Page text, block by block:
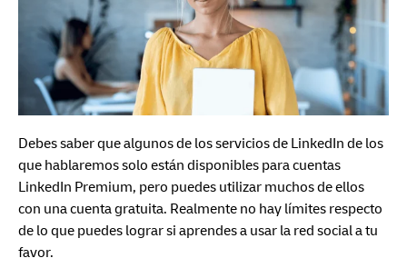
Debes saber que algunos de los servicios de LinkedIn de los
que hablaremos solo están disponibles para cuentas
LinkedIn Premium, pero puedes utilizar muchos de ellos
con una cuenta gratuita. Realmente no hay límites respecto
de lo que puedes lograr si aprendes a usar la red social a tu
favor.